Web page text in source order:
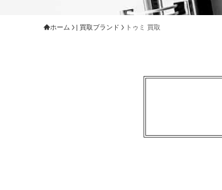
ホーム | 買取ブランド トゥミ 買取